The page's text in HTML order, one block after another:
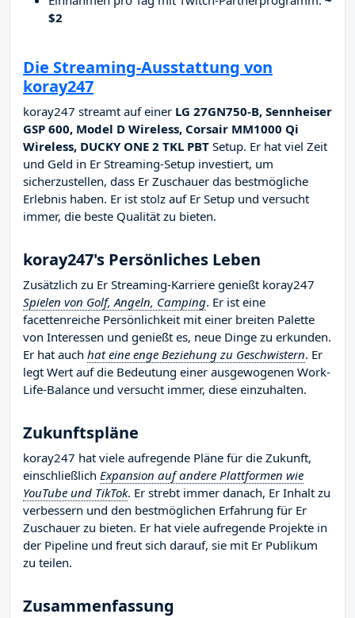
$2
Die Streaming-Ausstattung von
koray247
koray247 streamt auf einer LG 27GN750-B, Sennheiser
GSP 600, Model D Wireless, Corsair MM1000 Qi
Wireless, DUCKY ONE 2 TKL PBT Setup. Er hat viel Zeit
und Geld in Er Streaming-Setup investiert, um
sicherzustellen, dass Er Zuschauer das bestmögliche
Erlebnis haben. Er ist stolz auf Er Setup und versucht
immer, die beste Qualität zu bieten.
koray247's Persönliches Leben
Zusätzlich zu Er Streaming-Karriere genießt koray247
Spielen von Golf, Angeln, Camping. Er ist eine
facettenreiche Persönlichkeit mit einer breiten Palette
von Interessen und genießt es, neue Dinge zu erkunden.
Er hat auch hat eine enge Beziehung zu Geschwistern. Er
legt Wert auf die Bedeutung einer ausgewogenen Work-
Life-Balance und versucht immer, diese einzuhalten.
Zukunftspläne
koray247 hat viele aufregende Pläne für die Zukunft,
einschließlich Expansion auf andere Plattformen wie
YouTube und TikTok. Er strebt immer danach, Er Inhalt zu
verbessern und den bestmöglichen Erfahrung für Er
Zuschauer zu bieten. Er hat viele aufregende Projekte in
der Pipeline und freut sich darauf, sie mit Er Publikum
zu teilen.
Zusammenfassung